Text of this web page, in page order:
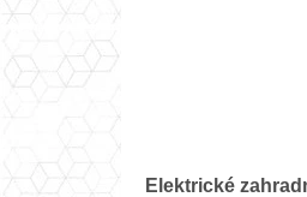
Elektrické